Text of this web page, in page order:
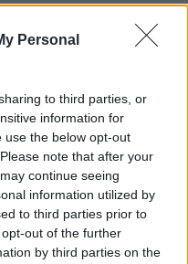
Personal
to third parties, or
information for
use the below opt-out
note that after your
continue seeing
information utilized by
to third parties prior to
out of the further
by third parties on the
7 ДЕНА
2026/2027
НА
ВО СРБИЈА:
СОЈУЗ